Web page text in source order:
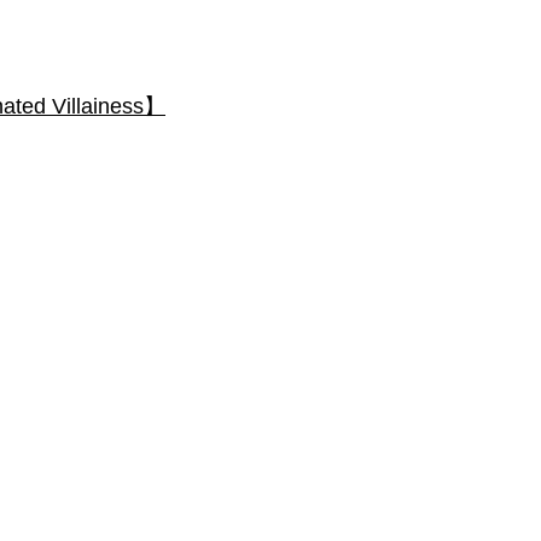
Villainess】